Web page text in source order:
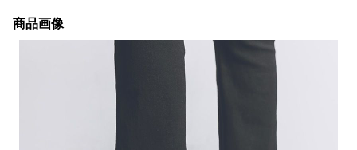
商品画像